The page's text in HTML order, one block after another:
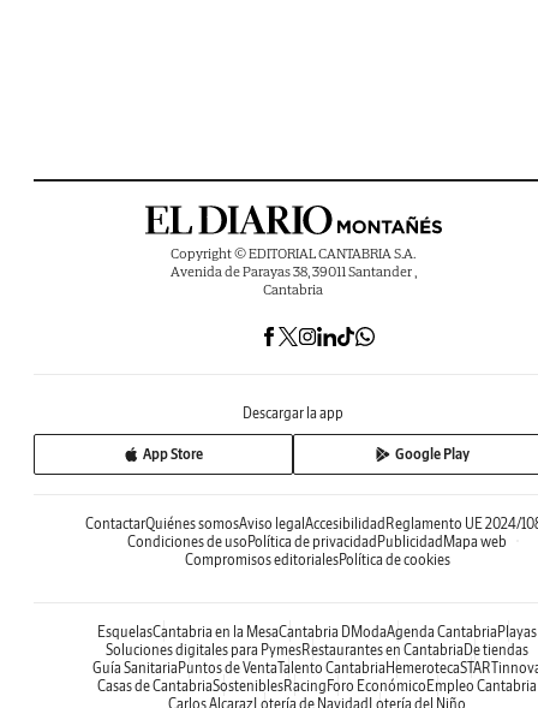
Copyright © EDITORIAL CANTABRIA S.A.
Avenida de Parayas 38, 39011 Santander ,
Cantabria
Descargar la app
App Store Google Play
ContactarQuiénes somosAviso legalAccesibilidadReglamento UE 2024/
Condiciones de usoPolítica de privacidadPublicidadMapa web
Compromisos editorialesPolítica de cookies
EsquelasCantabria en la MesaCantabria DModaAgenda CantabriaPlayas
Soluciones digitales para PymesRestaurantes en CantabriaDe tiendas
Guía SanitariaPuntos de VentaTalento CantabriaHemeroteca
Casas de CantabriaSosteniblesRacingForo EconómicoEmpleo Cantabria
Carlos AlcarazLotería de NavidadLotería del Niño